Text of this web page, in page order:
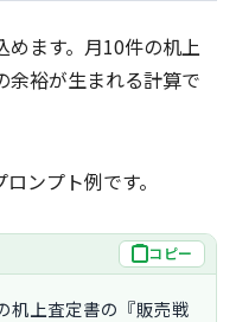
ます。月10件の机上
余裕が生まれる計算で
ンプト例です。
コピー
机上査定書の『販売戦